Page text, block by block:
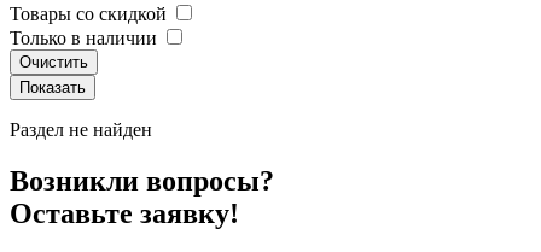
Товары со скидкой
Только в наличии
Очистить
Раздел не найден
Возникли вопросы?
Оставьте заявку!